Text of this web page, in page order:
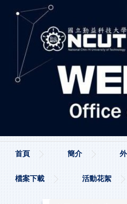
首頁 簡介
檔案下載 活動花絮